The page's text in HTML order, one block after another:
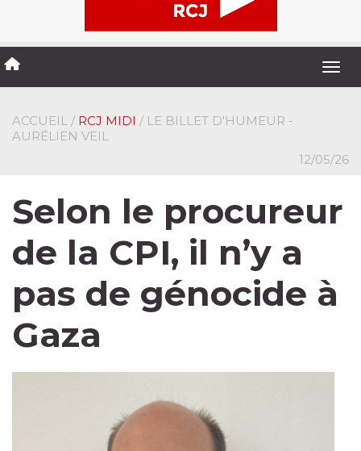
ACCUEIL / RCJ MIDI / LE BILLET D'HUMEUR -
AURÉLIEN VEIL
12/05/26
Selon le procureur
de la CPI, il n’y a
pas de génocide à
Gaza